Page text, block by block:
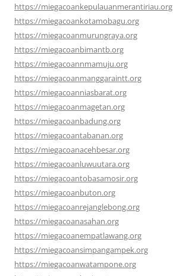
https://miegacoankepulauanmerantiriau.org
https://miegacoankotamobagu.org
https://miegacoanmurungraya.org
https://miegacoanbimantb.org
https://miegacoannmamuju.org
https://miegacoanmanggaraintt.org
https://miegacoanniasbarat.org
https://miegacoanmagetan.org
https://miegacoanbadung.org
https://miegacoantabanan.org
https://miegacoanacehbesar.org
https://miegacoanluwuutara.org
https://miegacoantobasamosir.org
https://miegacoanbuton.org
https://miegacoanrejanglebong.org
https://miegacoanasahan.org
https://miegacoanempatlawang.org
https://miegacoansimpangampek.org
https://miegacoanwatampone.org